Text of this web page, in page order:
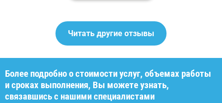
Читать другие отзывы
Более подробно о стоимости услуг, объемах работы
и сроках выполнения, Вы можете узнать,
связавшись с нашими специалистами